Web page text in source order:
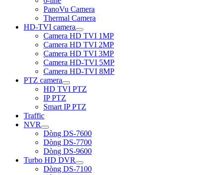
PanoVu Camera
Thermal Camera
HD-TVI camera
Camera HD TVI 1MP
Camera HD TVI 2MP
Camera HD TVI 3MP
Camera HD-TVI 5MP
Camera HD-TVI 8MP
PTZ camera
HD TVI PTZ
IP PTZ
Smart IP PTZ
Traffic
NVR
Dòng DS-7600
Dòng DS-7700
Dòng DS-9600
Turbo HD DVR
Dòng DS-7100